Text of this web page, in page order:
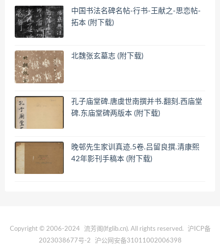
中国书法名碑名帖-行书-王献之-思恋帖-
拓本 (附下载)
北魏张玄墓志 (附下载)
孔子庙堂碑.唐虞世南撰并书.翻刻.西庙堂
碑.东庙堂碑两版本 (附下载)
晚邨先生家训真迹.5卷.吕留良撰.清康熙
42年影刊手稿本 (附下载)
Copyright © 2006-2024 流芳阁(lfglib.cn). All rights reserved.
沪ICP备
2023038677号-2
沪公网安备31011002006398